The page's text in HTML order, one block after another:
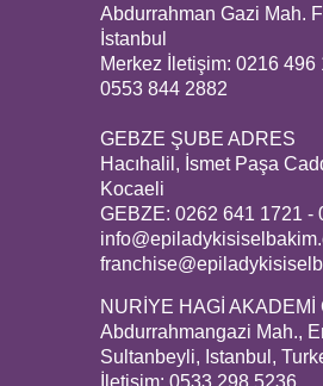
Abdurrahman Gazi Mah.
İstanbul
Merkez İletişim: 0216 496
0553 844 2882
GEBZE ŞUBE ADRES
Hacıhalil, İsmet Paşa
Kocaeli
GEBZE: 0262 641 1721 -
NURİYE HAGİ
Abdurrahmangazi Mah.,
Sultanbeyli, Istanbul,
İletişim: 0533 298 5236